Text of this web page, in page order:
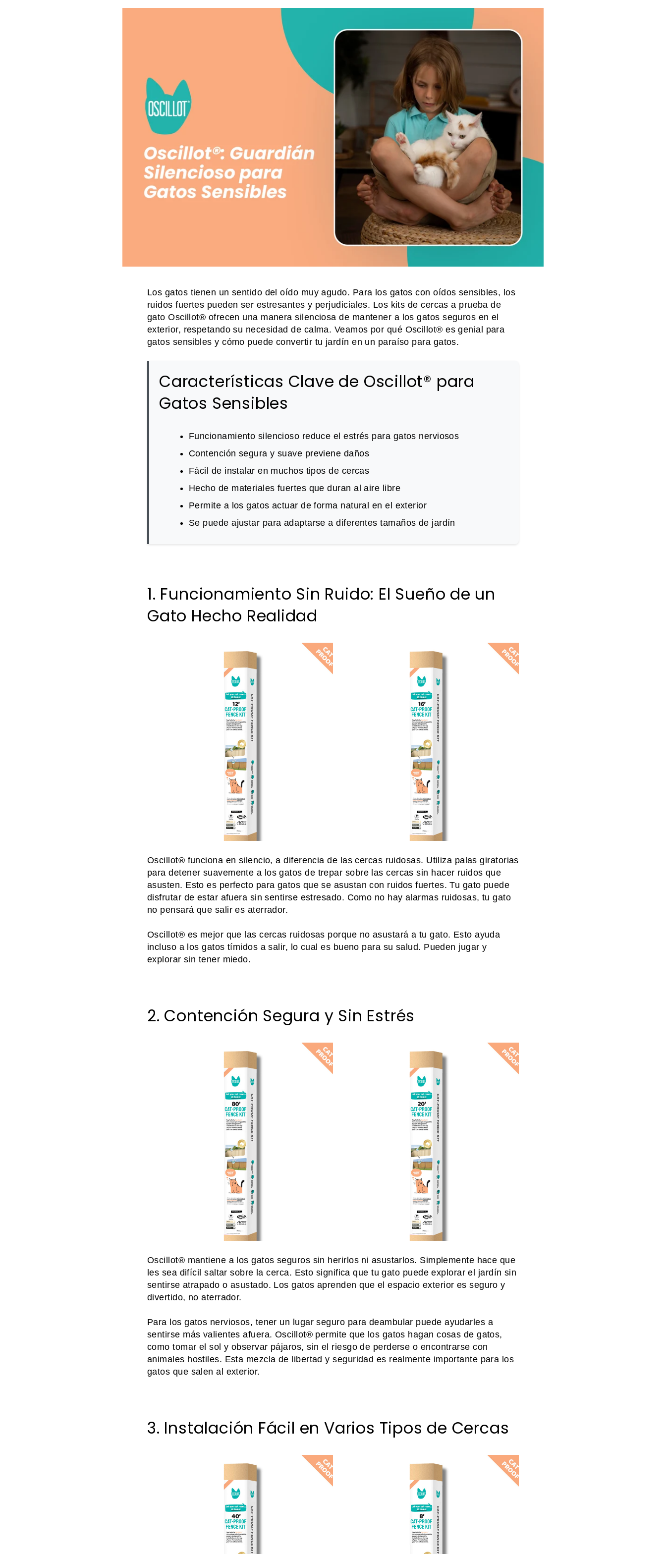
Los gatos tienen un sentido del oído muy agudo. Para los gatos con oídos sensibles, los
ruidos fuertes pueden ser estresantes y perjudiciales. Los kits de cercas a prueba de
gato Oscillot® ofrecen una manera silenciosa de mantener a los gatos seguros en el
exterior, respetando su necesidad de calma. Veamos por qué Oscillot® es genial para
gatos sensibles y cómo puede convertir tu jardín en un paraíso para gatos.
Características Clave de Oscillot® para
Gatos Sensibles
Funcionamiento silencioso reduce el estrés para gatos nerviosos
Contención segura y suave previene daños
Fácil de instalar en muchos tipos de cercas
Hecho de materiales fuertes que duran al aire libre
Permite a los gatos actuar de forma natural en el exterior
Se puede ajustar para adaptarse a diferentes tamaños de jardín
1. Funcionamiento Sin Ruido: El Sueño de un
Gato Hecho Realidad
Oscillot® funciona en silencio, a diferencia de las cercas ruidosas. Utiliza palas giratorias
para detener suavemente a los gatos de trepar sobre las cercas sin hacer ruidos que
asusten. Esto es perfecto para gatos que se asustan con ruidos fuertes. Tu gato puede
disfrutar de estar afuera sin sentirse estresado. Como no hay alarmas ruidosas, tu gato
no pensará que salir es aterrador.
Oscillot® es mejor que las cercas ruidosas porque no asustará a tu gato. Esto ayuda
incluso a los gatos tímidos a salir, lo cual es bueno para su salud. Pueden jugar y
explorar sin tener miedo.
2. Contención Segura y Sin Estrés
Oscillot® mantiene a los gatos seguros sin herirlos ni asustarlos. Simplemente hace que
les sea difícil saltar sobre la cerca. Esto significa que tu gato puede explorar el jardín sin
sentirse atrapado o asustado. Los gatos aprenden que el espacio exterior es seguro y
divertido, no aterrador.
Para los gatos nerviosos, tener un lugar seguro para deambular puede ayudarles a
sentirse más valientes afuera. Oscillot® permite que los gatos hagan cosas de gatos,
como tomar el sol y observar pájaros, sin el riesgo de perderse o encontrarse con
animales hostiles. Esta mezcla de libertad y seguridad es realmente importante para los
gatos que salen al exterior.
3. Instalación Fácil en Varios Tipos de Cercas